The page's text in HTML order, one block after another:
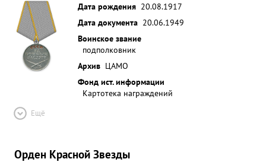
Дата рождения 20.08.1917
Дата документа 20.06.1949
Воинское звание
подполковник
Архив ЦАМО
Фонд ист. информации
Картотека награждений
Ещё
Орден Красной Звезды